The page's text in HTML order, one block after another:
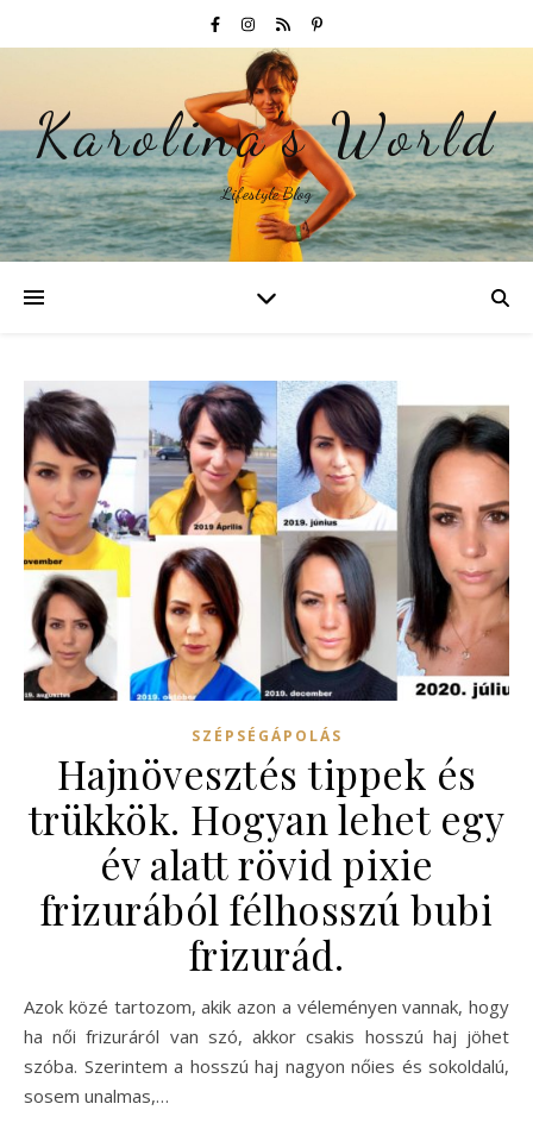
Karolina's World
Lifestyle Blog
SZÉPSÉGÁPOLÁS
Hajnövesztés tippek és
trükkök. Hogyan lehet egy
év alatt rövid pixie
frizurából félhosszú bubi
frizurád.
Azok közé tartozom, akik azon a véleményen vannak, hogy
ha női frizuráról van szó, akkor csakis hosszú haj jöhet
szóba. Szerintem a hosszú haj nagyon nőies és sokoldalú,
sosem unalmas,…